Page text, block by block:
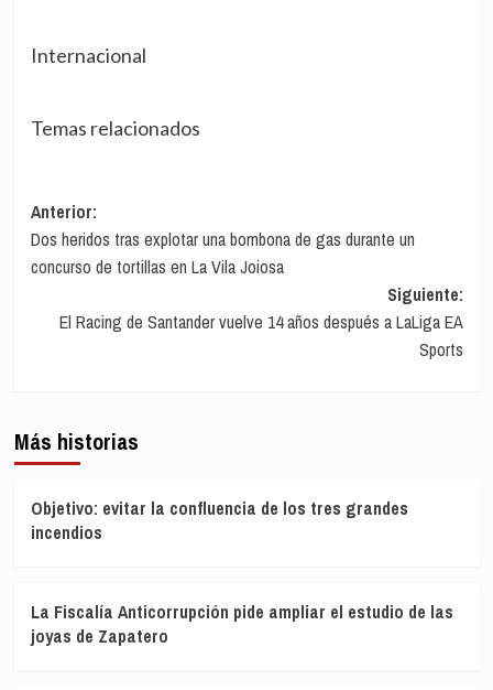
Internacional
Temas relacionados
Navegación
de
entradas
Anterior:
Dos heridos tras explotar una bombona de gas durante un
concurso de tortillas en La Vila Joiosa
Siguiente:
El Racing de Santander vuelve 14 años después a LaLiga EA
Sports
Más historias
Objetivo: evitar la confluencia de los tres grandes
incendios
La Fiscalía Anticorrupción pide ampliar el estudio de las
joyas de Zapatero